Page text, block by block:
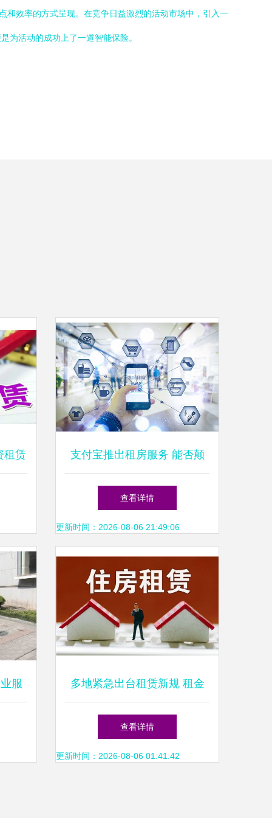
和效率的方式呈现。在竞争日益激烈的活动市场中，引入一
为活动的成功上了一道智能保险。
租赁 支付宝推出租房服务 能否颠
覆传统租赁格局？
查看详情
更新时间：2026-08-06 21:49:06
服 多地紧急出台租赁新规 租金
须入监管账户，房东租客需注
意
查看详情
更新时间：2026-08-06 01:41:42